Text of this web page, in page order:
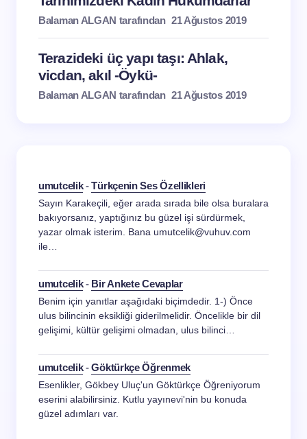
Balaman ALGAN tarafından 21 Ağustos 2019
Terazideki üç yapı taşı: Ahlak,
vicdan, akıl -Öykü-
Balaman ALGAN tarafından 21 Ağustos 2019
umutcelik-Türkçenin Ses Özellikleri
Sayın Karakeçili, eğer arada sırada bile olsa buralara
bakıyorsanız, yaptığınız bu güzel işi sürdürmek,
yazar olmak isterim. Bana umutcelik@vuhuv.com
ile…
umutcelik- Bir Ankete Cevaplar
Benim için yanıtlar aşağıdaki biçimdedir. 1-) Önce
ulus bilincinin eksikliği giderilmelidir. Öncelikle bir dil
gelişimi, kültür gelişimi olmadan, ulus bilinci…
umutcelik-Göktürkçe Öğrenmek
Esenlikler, Gökbey Uluç'un Göktürkçe Öğreniyorum
eserini alabilirsiniz. Kutlu yayınevi'nin bu konuda
güzel adımları var.